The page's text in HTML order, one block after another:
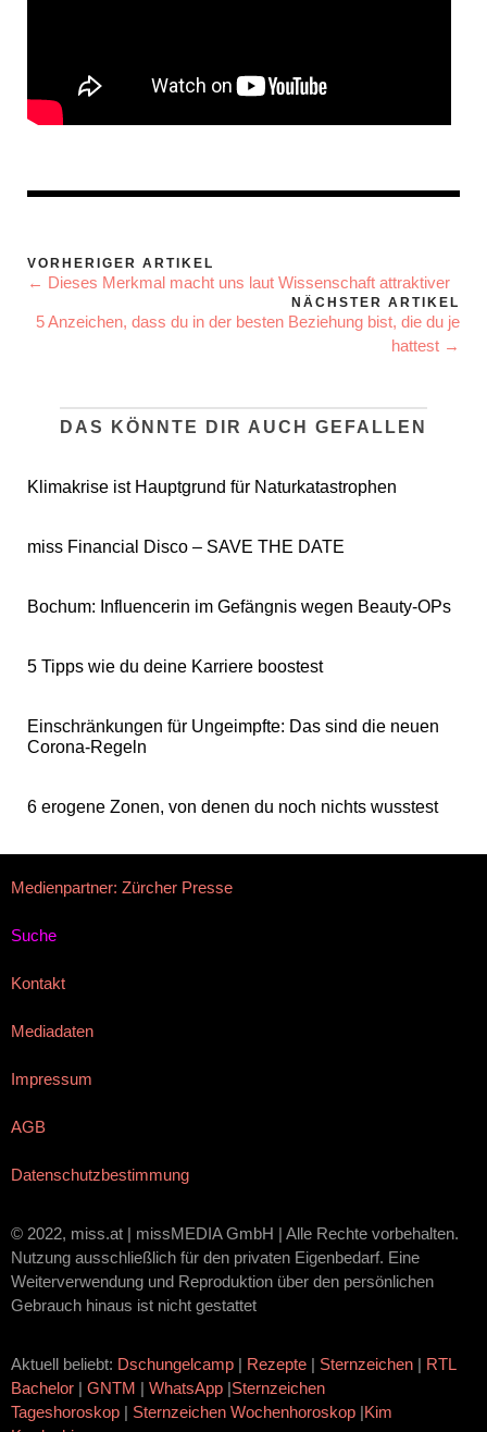
VORHERIGER ARTIKEL
← Dieses Merkmal macht uns laut Wissenschaft attraktiver
NÄCHSTER ARTIKEL
5 Anzeichen, dass du in der besten Beziehung bist, die du je
hattest →
DAS KÖNNTE DIR AUCH GEFALLEN
Klimakrise ist Hauptgrund für Naturkatastrophen
miss Financial Disco – SAVE THE DATE
Bochum: Influencerin im Gefängnis wegen Beauty-OPs
5 Tipps wie du deine Karriere boostest
Einschränkungen für Ungeimpfte: Das sind die neuen
Corona-Regeln
6 erogene Zonen, von denen du noch nichts wusstest
Medienpartner: Zürcher Presse
Suche
Kontakt
Mediadaten
Impressum
AGB
Datenschutzbestimmung
© 2022, miss.at | missMEDIA GmbH | Alle Rechte vorbehalten.
Nutzung ausschließlich für den privaten Eigenbedarf. Eine
Weiterverwendung und Reproduktion über den persönlichen
Gebrauch hinaus ist nicht gestattet
Aktuell beliebt: Dschungelcamp | Rezepte | Sternzeichen | RTL
Bachelor | GNTM | WhatsApp |Sternzeichen
Tageshoroskop | Sternzeichen Wochenhoroskop |Kim